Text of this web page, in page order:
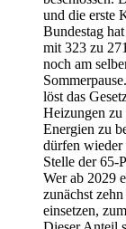
und die erste
Bundestag
mit 323 zu
noch am
löst das
Heizungen zu
Energien zu
dürfen wieder
Stelle der 65-
Wer ab 2029
zunächst
einsetzen,